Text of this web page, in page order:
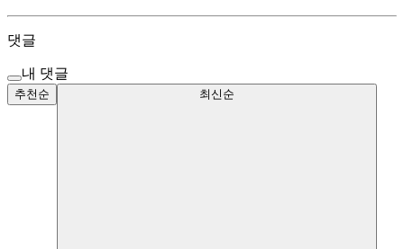
댓글
내 댓글
추천순 최신순